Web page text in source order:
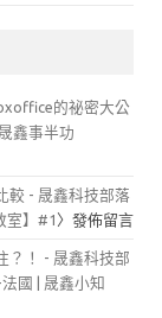
的祕密大公
鑫事半功
較 - 晟鑫科技部落
室】#1 〉發佈留言
？！ - 晟鑫科技部
國 | 晟鑫小知